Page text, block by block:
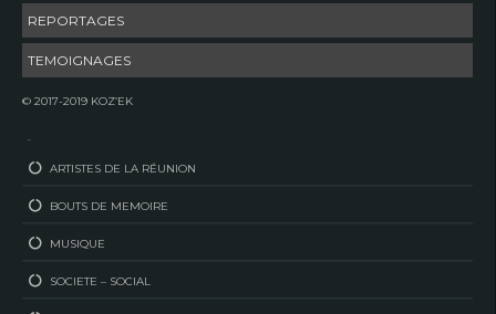
REPORTAGES
TEMOIGNAGES
© 2017-2019 KOZ’EK
–
ARTISTES DE LA RÉUNION
BOUTS DE MEMOIRE
MUSIQUE
SOCIETE – SOCIAL